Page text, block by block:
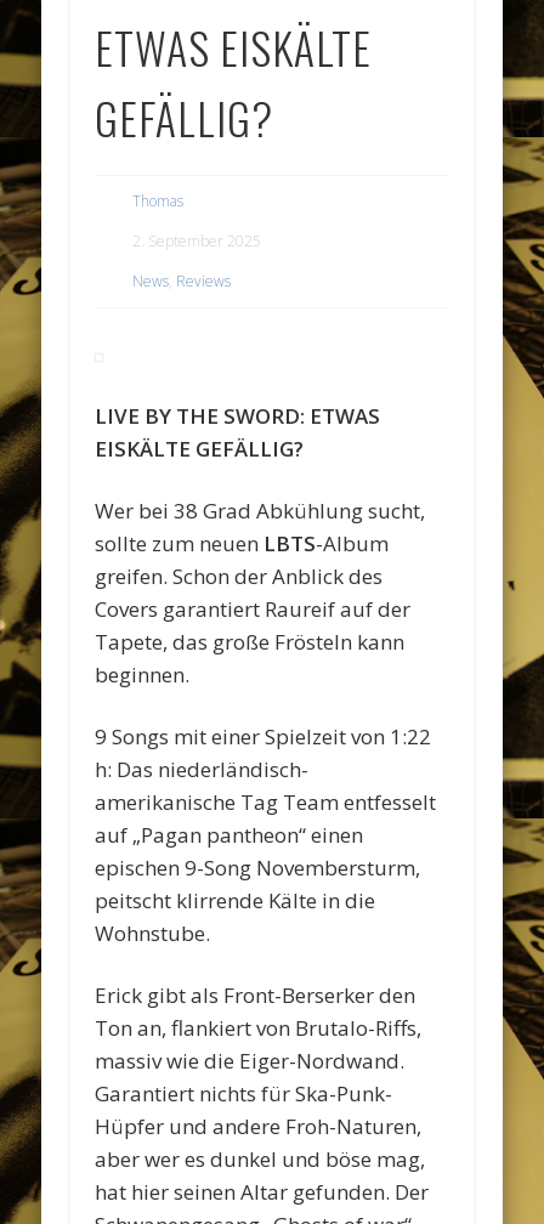
ETWAS EISKÄLTE
GEFÄLLIG?
Thomas
2. September 2025
News, Reviews
LIVE BY THE SWORD: ETWAS
EISKÄLTE GEFÄLLIG?
Wer bei 38 Grad Abkühlung sucht,
sollte zum neuen LBTS-Album
greifen. Schon der Anblick des
Covers garantiert Raureif auf der
Tapete, das große Frösteln kann
beginnen.
9 Songs mit einer Spielzeit von 1:22
h: Das niederländisch-
amerikanische Tag Team entfesselt
auf „Pagan pantheon“ einen
epischen 9-Song Novembersturm,
peitscht klirrende Kälte in die
Wohnstube.
Erick gibt als Front-Berserker den
Ton an, flankiert von Brutalo-Riffs,
massiv wie die Eiger-Nordwand.
Garantiert nichts für Ska-Punk-
Hüpfer und andere Froh-Naturen,
aber wer es dunkel und böse mag,
hat hier seinen Altar gefunden. Der